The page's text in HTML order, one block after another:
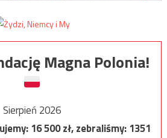
Magna Polonia!
Sierpień 2026
16 500zł, zebraliśmy:1351